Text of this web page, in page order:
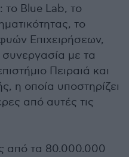
το Blue Lab, το
το
Επιχειρήσεων,
με τα
Πειραιά και
η οποία υποστηρίζει
από αυτές τις
από τα 80.000.000